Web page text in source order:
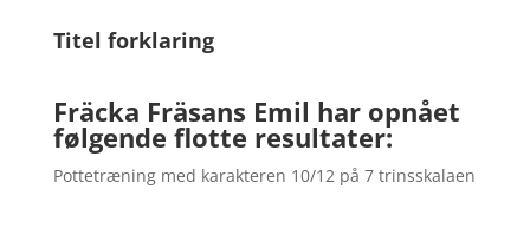
Titel forklaring
Fräcka Fräsans Emil har opnået
følgende flotte resultater:
Pottetræning med karakteren 10/12 på 7 trinsskalaen